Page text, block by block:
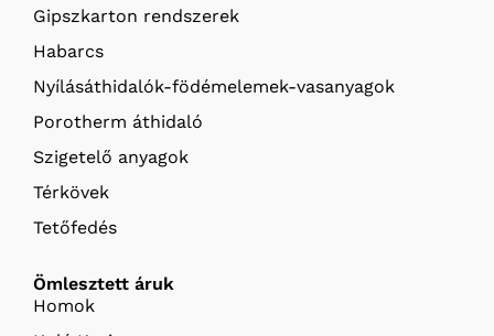
Gipszkarton rendszerek
Habarcs
Nyílásáthidalók-födémelemek-vasanyagok
Porotherm áthidaló
Szigetelő anyagok
Térkövek
Tetőfedés
Ömlesztett áruk
Homok